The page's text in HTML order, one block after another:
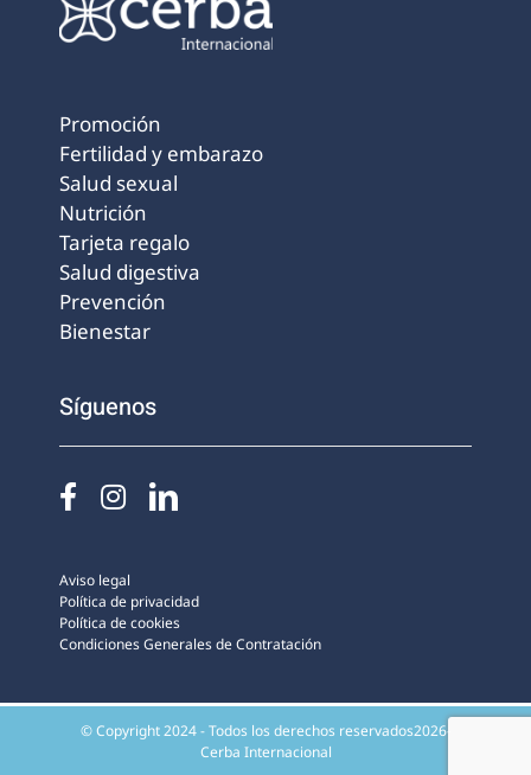
Promoción
Fertilidad y embarazo
Salud sexual
Nutrición
Tarjeta regalo
Salud digestiva
Prevención
Bienestar
Síguenos
Aviso legal
Política de privacidad
Política de cookies
Condiciones Generales de Contratación
© Copyright 2024 - Todos los derechos reservados2026-
Cerba Internacional